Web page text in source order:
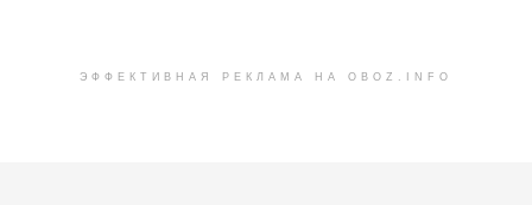
ЭФФЕКТИВНАЯ РЕКЛАМА НА OBOZ.INFO